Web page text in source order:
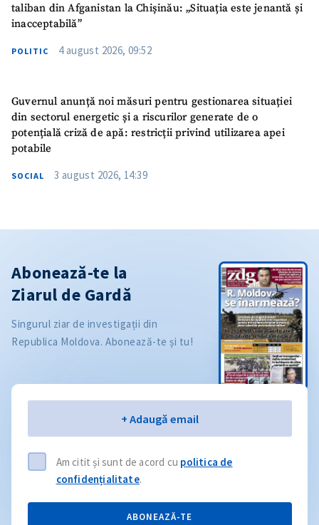
taliban din Afganistan la Chișinău: „Situația este jenantă și
inacceptabilă”
POLITIC 4 august 2026, 09:52
Guvernul anunță noi măsuri pentru gestionarea situației
din sectorul energetic și a riscurilor generate de o
potențială criză de apă: restricții privind utilizarea apei
potabile
SOCIAL 3 august 2026, 14:39
Abonează-te la
Ziarul de Gardă
Singurul ziar de investigații din
Republica Moldova. Abonează-te și tu!
+ Adaugă email
Am citit și sunt de acord cu politica de
confidențialitate.
ABONEAZĂ-TE